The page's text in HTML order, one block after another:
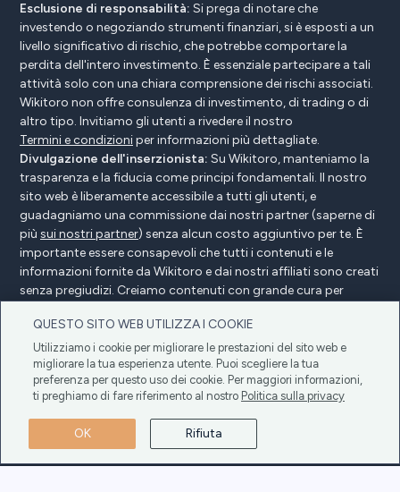
QUESTO SITO WEB UTILIZZA I COOKIE
Utilizziamo i cookie per migliorare le prestazioni del sito web e
migliorare la tua esperienza utente. Puoi scegliere la tua
preferenza per questo uso dei cookie. Per maggiori informazioni,
ti preghiamo di fare riferimento al nostro Politica sulla privacy
OK Rifiuta
Esclusione di responsabilità: Si prega di notare che
investendo o negoziando strumenti finanziari, si è esposti a un
livello significativo di rischio, che potrebbe comportare la
perdita dell'intero investimento. È essenziale partecipare a tali
attività solo con una chiara comprensione dei rischi associati.
Wikitoro non offre consulenza di investimento, di trading o di
altro tipo. Invitiamo gli utenti a rivedere il nostro
Termini e condizioniper informazioni più dettagliate.
Divulgazione dell'inserzionista: Su Wikitoro, manteniamo la
trasparenza e la fiducia come principi fondamentali. Il nostro
sito web è liberamente accessibile a tutti gli utenti, e
guadagniamo una commissione dai nostri partner (saperne di
più sui nostri partner) senza alcun costo aggiuntivo per te. È
importante essere consapevoli che tutti i contenuti e le
informazioni fornite da Wikitoro e dai nostri affiliati sono creati
senza pregiudizi. Creiamo contenuti con grande cura per
influenzati da alcun accordo di compensazione con i nostri
partner.
Politica sui cookieTermini e condizioni